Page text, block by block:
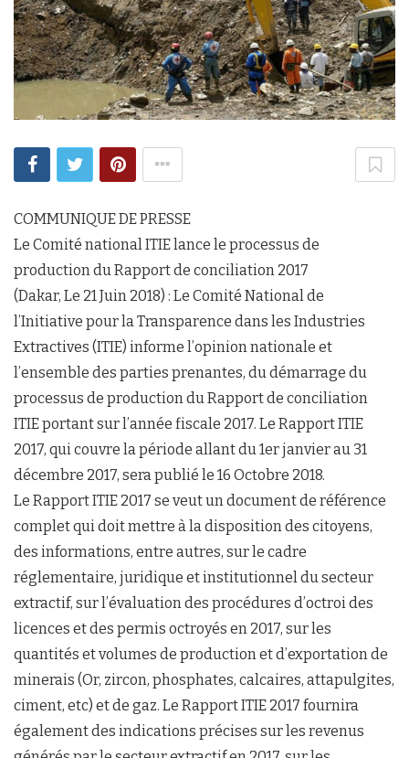
COMMUNIQUE DE PRESSE
Le Comité national ITIE lance le processus de
production du Rapport de conciliation 2017
(Dakar, Le 21 Juin 2018) : Le Comité National de
l’Initiative pour la Transparence dans les Industries
Extractives (ITIE) informe l’opinion nationale et
l’ensemble des parties prenantes, du démarrage du
processus de production du Rapport de conciliation
ITIE portant sur l’année fiscale 2017. Le Rapport ITIE
2017, qui couvre la période allant du 1er janvier au 31
décembre 2017, sera publié le 16 Octobre 2018.
Le Rapport ITIE 2017 se veut un document de référence
complet qui doit mettre à la disposition des citoyens,
des informations, entre autres, sur le cadre
réglementaire, juridique et institutionnel du secteur
extractif, sur l’évaluation des procédures d’octroi des
licences et des permis octroyés en 2017, sur les
quantités et volumes de production et d’exportation de
minerais (Or, zircon, phosphates, calcaires, attapulgites,
ciment, etc) et de gaz. Le Rapport ITIE 2017 fournira
également des indications précises sur les revenus